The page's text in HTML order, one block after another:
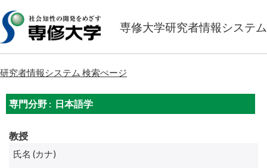
専修大学研究者情報システム
研究者情報システム 検索ぺージ
専門分野 : 日本語学
教授
氏名 (カナ)